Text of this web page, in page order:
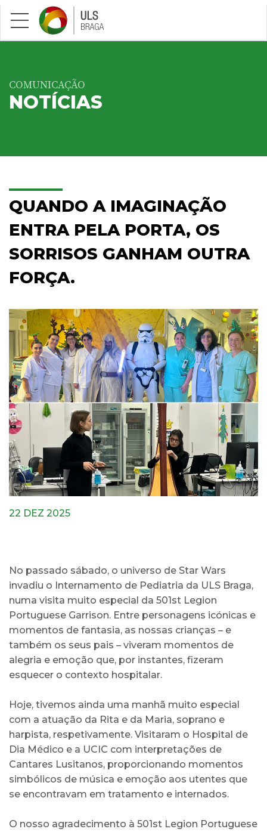
Saltar para conteúdo principal
COMUNICAÇÃO
NOTÍCIAS
QUANDO A IMAGINAÇÃO
ENTRA PELA PORTA, OS
SORRISOS GANHAM OUTRA
FORÇA.
22 DEZ 2025
No passado sábado, o universo de Star Wars
invadiu o Internamento de Pediatria da ULS Braga,
numa visita muito especial da 501st Legion
Portuguese Garrison. Entre personagens icónicas e
momentos de fantasia, as nossas crianças – e
também os seus pais – viveram momentos de
alegria e emoção que, por instantes, fizeram
esquecer o contexto hospitalar.
Hoje, tivemos ainda uma manhã muito especial
com a atuação da Rita e da Maria, soprano e
harpista, respetivamente. Visitaram o Hospital de
Dia Médico e a UCIC com interpretações de
Cantares Lusitanos, proporcionando momentos
simbólicos de música e emoção aos utentes que
se encontravam em tratamento e internados.
O nosso agradecimento à 501st Legion Portuguese